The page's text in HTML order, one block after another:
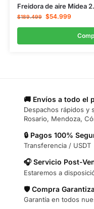
Freidora de aire Midea
$189.499 $54.999
🚚 Envíos a todo el
Despachos rápidos y
Rosario, Mendoza,
🔒 Pagos 100%
Transferencia / USDT
🎧 Servicio Post-
Estaremos a
🛡️ Compra
Garantía en todos